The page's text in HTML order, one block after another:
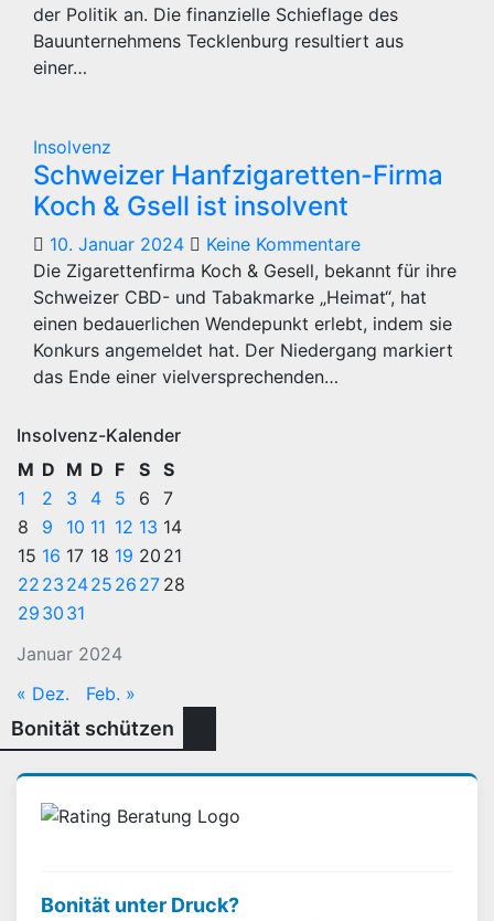
der Politik an. Die finanzielle Schieflage des
Bauunternehmens Tecklenburg resultiert aus
einer…
Insolvenz
Schweizer Hanfzigaretten-Firma
Koch & Gsell ist insolvent
10. Januar 2024
Keine Kommentare
Die Zigarettenfirma Koch & Gesell, bekannt für ihre
Schweizer CBD- und Tabakmarke „Heimat“, hat
einen bedauerlichen Wendepunkt erlebt, indem sie
Konkurs angemeldet hat. Der Niedergang markiert
das Ende einer vielversprechenden…
Insolvenz-Kalender
Januar 2024
M D M D F S S
1
2 3 4 5 6
7
8
9 10 11 12 13 14
15 16 17 18 19 20 21
22 23 2425 26 27 28
29 30 31
« Dez. Feb. »
Bonität schützen
Bonität unter Druck?